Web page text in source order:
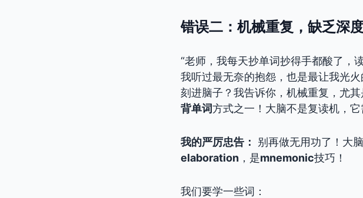
错误二：机械重复，缺乏深
“老师，我每天抄单词抄得手都酸了
我听过最无奈的抱怨，也是最让我光
刻进脑子？我告诉你，机械重复，尤
背单词方式之一！大脑不是复读机，
我的严厉忠告：
别再做无用功了！大
elaboration ，是mnemonic技巧！
我们要学一些词：